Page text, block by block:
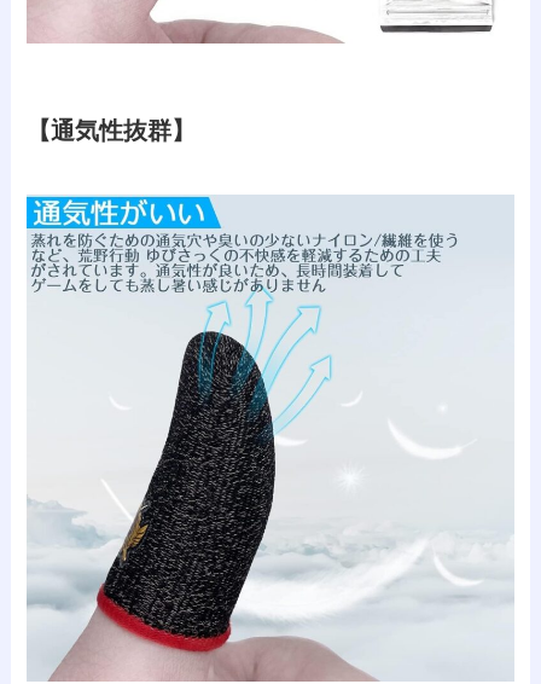
【通気性抜群】